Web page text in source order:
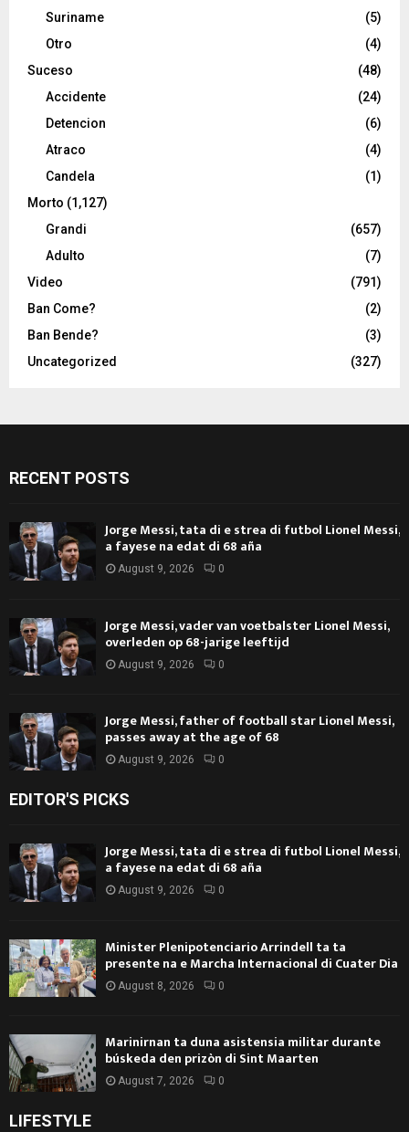
Suriname
(5)
Otro
(4)
Suceso
(48)
Accidente
(24)
Detencion
(6)
Atraco
(4)
Candela
(1)
Morto (1,127)
Grandi
(657)
Adulto
(7)
Video
(791)
Ban Come?
(2)
Ban Bende?
(3)
Uncategorized
(327)
RECENT POSTS
Jorge Messi, tata di e strea di futbol Lionel Messi,
a fayese na edat di 68 aña
August 9, 2026 0
Jorge Messi, vader van voetbalster Lionel Messi,
overleden op 68-jarige leeftijd
August 9, 2026 0
Jorge Messi, father of football star Lionel Messi,
passes away at the age of 68
August 9, 2026 0
EDITOR'S PICKS
Jorge Messi, tata di e strea di futbol Lionel Messi,
a fayese na edat di 68 aña
August 9, 2026 0
Minister Plenipotenciario Arrindell ta ta
presente na e Marcha Internacional di Cuater Dia
August 8, 2026 0
Marinirnan ta duna asistensia militar durante
búskeda den prizòn di Sint Maarten
August 7, 2026 0
LIFESTYLE